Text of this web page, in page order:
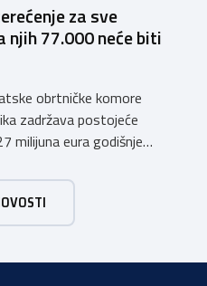
za sve
njih 77.000 neće biti
obrtničke komore
zadržava postojeće
milijuna eura godišnje
Republike Hrvatske da u
izmjena prihvati ključne
intenzivnog dijaloga s